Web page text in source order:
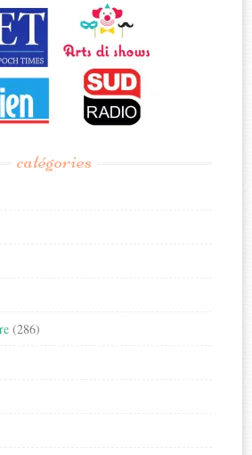
catégories
(286)